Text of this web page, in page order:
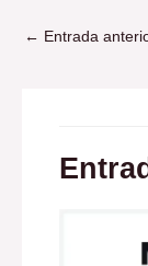
← Entrada